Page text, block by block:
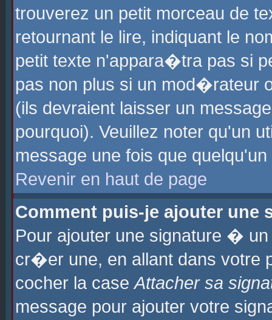
trouverez un petit morceau de
retournant le lire, indiquant le
petit texte n'appara�tra pas si
pas non plus si un mod�rateur
(ils devraient laisser un
pourquoi). Veuillez noter qu'un
message une fois que
Revenir en haut de page
Comment puis-je ajouter une
Pour ajouter une signature �
cr�er une, en allant dans
cocher la caseAttacher sa
message pour ajouter votre